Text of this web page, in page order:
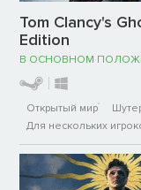
Tom Clancy's
Edition
В ОСНОВНОМ
Открытый мир
Для нескольких